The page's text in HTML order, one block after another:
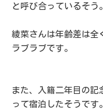
と呼び合っているそう。
綾菜さんは年齢差は全
ラブラブです。
また、入籍二年目の記
って宿泊したそうです。